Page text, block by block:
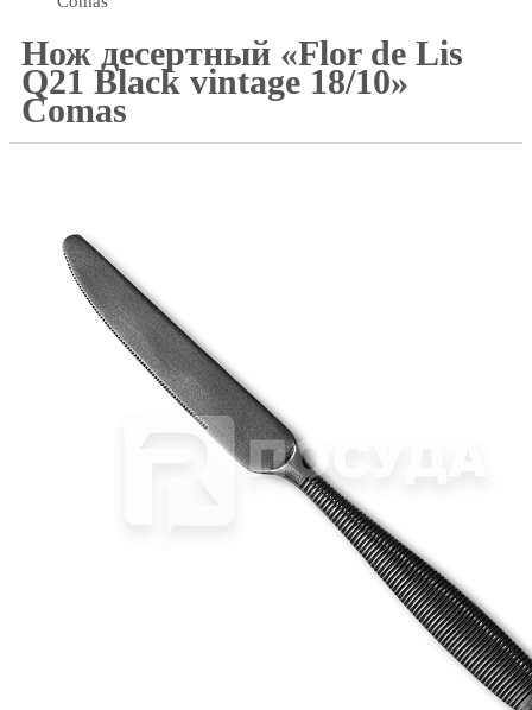
Нож десертный «Flor de Lis
Q21 Black vintage 18/10»
Comas